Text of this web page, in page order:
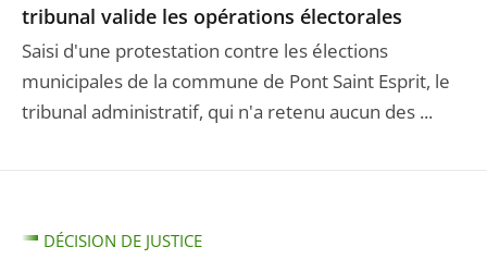
tribunal valide les opérations électorales
Saisi d'une protestation contre les élections
municipales de la commune de Pont Saint Esprit, le
tribunal administratif, qui n'a retenu aucun des ...
DÉCISION DE JUSTICE